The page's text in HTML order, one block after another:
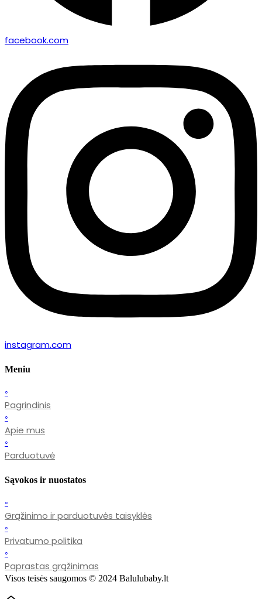
facebook.com
instagram.com
Meniu
◦
Pagrindinis
◦
Apie mus
◦
Parduotuvė
Sąvokos ir nuostatos
◦
Grąžinimo ir parduotuvės taisyklės
◦
Privatumo politika
◦
Paprastas grąžinimas
Visos teisės saugomos © 2024 Balulubaby.lt